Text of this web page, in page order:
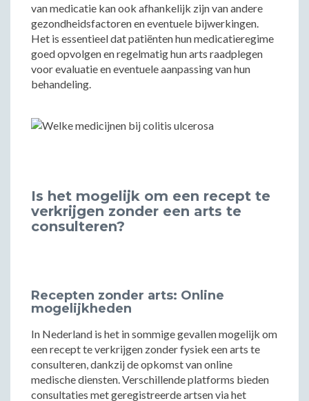
van medicatie kan ook afhankelijk zijn van andere
gezondheidsfactoren en eventuele bijwerkingen.
Het is essentieel dat patiënten hun medicatieregime
goed opvolgen en regelmatig hun arts raadplegen
voor evaluatie en eventuele aanpassing van hun
behandeling.
Is het mogelijk om een recept te
verkrijgen zonder een arts te
consulteren?
Recepten zonder arts: Online
mogelijkheden
In Nederland is het in sommige gevallen mogelijk om
een recept te verkrijgen zonder fysiek een arts te
consulteren, dankzij de opkomst van online
medische diensten. Verschillende platforms bieden
consultaties met geregistreerde artsen via het